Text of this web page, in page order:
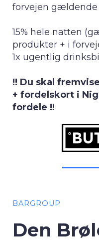
forvejen
15% hele natten
produkter + i
1x ugentlig
!! Du skal
+ fordelskort i
fordele !!
BARGROUP
Den